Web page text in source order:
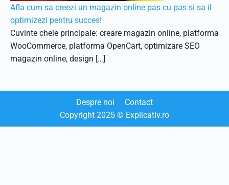
Afla cum sa creezi un magazin online pas cu pas si sa il
optimizezi pentru succes!
Cuvinte cheie principale: creare magazin online, platforma
WooCommerce, platforma OpenCart, optimizare SEO
magazin online, design […]
Despre noi
Contact
Copyright 2025 © Explicativ.ro